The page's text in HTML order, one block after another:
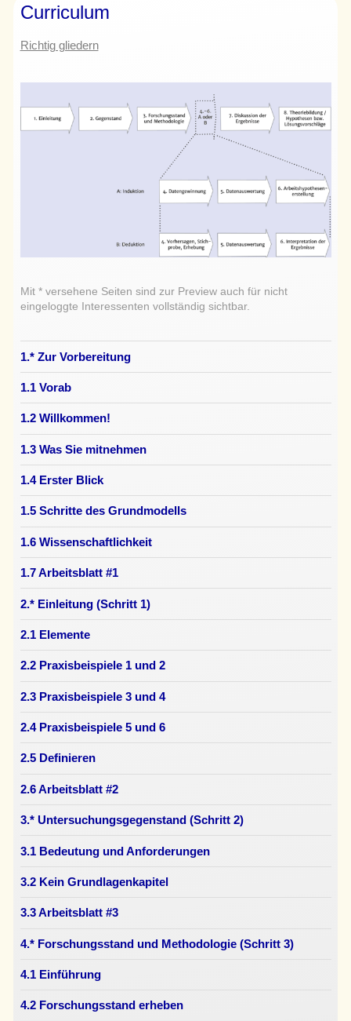
Curriculum
Richtig gliedern
Mit * versehene Seiten sind zur Preview auch für nicht
eingeloggte Interessenten vollständig sichtbar.
1.* Zur Vorbereitung
1.1 Vorab
1.2 Willkommen!
1.3 Was Sie mitnehmen
1.4 Erster Blick
1.5 Schritte des Grundmodells
1.6 Wissenschaftlichkeit
1.7 Arbeitsblatt #1
2.* Einleitung (Schritt 1)
2.1 Elemente
2.2 Praxisbeispiele 1 und 2
2.3 Praxisbeispiele 3 und 4
2.4 Praxisbeispiele 5 und 6
2.5 Definieren
2.6 Arbeitsblatt #2
3.* Untersuchungsgegenstand (Schritt 2)
3.1 Bedeutung und Anforderungen
3.2 Kein Grundlagenkapitel
3.3 Arbeitsblatt #3
4.* Forschungsstand und Methodologie (Schritt 3)
4.1 Einführung
4.2 Forschungsstand erheben